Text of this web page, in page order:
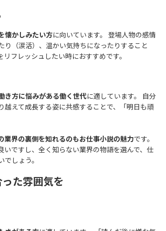
懐かしみたい方に向いています。 登場人物の感情
（涙活）、温かい気持ちになったりすること
フレッシュしたい時におすすめです。
き方に悩みがある働く世代に適しています。 自分
えて成長する姿に共感することで、「明日も頑
界の裏側を知れるのもお仕事小説の魅力です。
ですし、全く知らない業界の物語を選んで、仕
しょう。
た雰囲気を